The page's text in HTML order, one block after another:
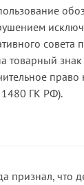
признал, что
в
1480 ГК РФ).
признал, что